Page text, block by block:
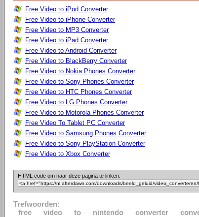
Free Video to iPod Converter
Free Video to iPhone Converter
Free Video to MP3 Converter
Free Video to iPad Converter
Free Video to Android Converter
Free Video to BlackBerry Converter
Free Video to Nokia Phones Converter
Free Video to Sony Phones Converter
Free Video to HTC Phones Converter
Free Video to LG Phones Converter
Free Video to Motorola Phones Converter
Free Video To Tablet PC Converter
Free Video to Samsung Phones Converter
Free Video to Sony PlayStation Converter
Free Video to Xbox Converter
HTML code om naar deze pagina te linken:
Trefwoorden:
free
video to nintendo converter